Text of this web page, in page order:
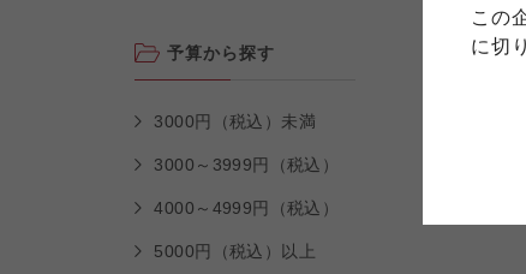
この
に切
予算から探す
3000円（税込）未満
3000～3999円（税込）
4000～4999円（税込）
5000円（税込）以上
める利用約款をご確認のうえ
よどがわ市民生協
コープ事業連合、ならびに各
よどがわ市民生協
各生協の「特定商取引法に基